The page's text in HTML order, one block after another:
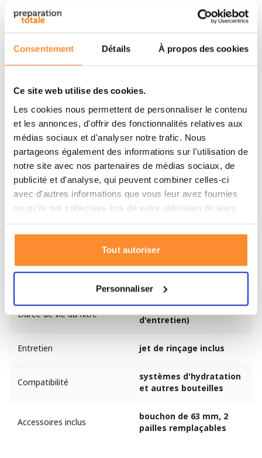
Consentement Détails À propos des cookies
Ce site web utilise des cookies.
Les cookies nous permettent de personnaliser le contenu
et les annonces, d'offrir des fonctionnalités relatives aux
médias sociaux et d'analyser notre trafic. Nous
partageons également des informations sur l'utilisation de
notre site avec nos partenaires de médias sociaux, de
publicité et d'analyse, qui peuvent combiner celles-ci
avec d'autres informations que vous leur avez fournies
ou qu'ils ont collectées lors de votre utilisation de leurs
Tout autoriser
Personnaliser
durée de vie illimitée, à condition d'être correctement
entretenu, et constitue donc un choix durable pour les
la qualité et la sécurité de l'eau.
Marque Sawyer
Capacité 24 onces / 1 litre
Matériau plastique sans BPA
Type de filtre
fibre creuse de 0,1
micron
Réduction des
99,9999 %
Durée de vie du filtre
à vie (sous réserve
d'entretien)
Entretien jet de rinçage inclus
Compatibilité
systèmes d'hydratation
et autres bouteilles
Accessoires inclus
bouchon de 63 mm, 2
pailles remplaçables